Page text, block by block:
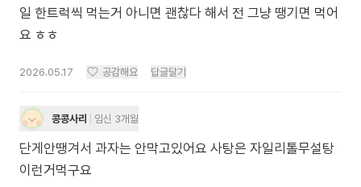
일 한트럭씩 먹는거 아니면 괜찮다 해서 전 그냥 땡기면 먹어
요 ㅎㅎ
2026.05.17 공감해요 답글달기
콩콩사리 임신 3개월
단게안땡겨서 과자는 안막고있어요 사탕은 자일리톨무설탕
이런거먹구요